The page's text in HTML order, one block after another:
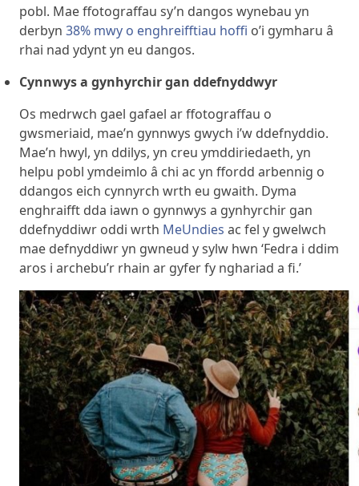
pobl. Mae ffotograffau sy’n dangos wynebau yn
derbyn 38% mwy o enghreifftiau hoffi o’i gymharu â
rhai nad ydynt yn eu dangos.
Cynnwys a gynhyrchir gan ddefnyddwyr
Os medrwch gael gafael ar ffotograffau o
gwsmeriaid, mae’n gynnwys gwych i’w ddefnyddio.
Mae’n hwyl, yn ddilys, yn creu ymddiriedaeth, yn
helpu pobl ymdeimlo â chi ac yn ffordd arbennig o
ddangos eich cynnyrch wrth eu gwaith. Dyma
enghraifft dda iawn o gynnwys a gynhyrchir gan
ddefnyddiwr oddi wrth MeUndies ac fel y gwelwch
mae defnyddiwr yn gwneud y sylw hwn ‘Fedra i ddim
aros i archebu’r rhain ar gyfer fy nghariad a fi.’